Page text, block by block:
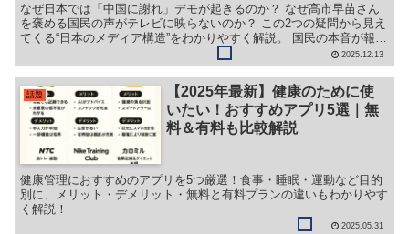
なぜ日本では「中国に謝れ」デモが起きるのか？ なぜ高市早苗さん
を褒める国民の声がテレビに映らないのか？ この2つの疑問から見え
てくる“日本のメディア構造”をわかりやすく解説。 国民の本音が報道
されない理由、テレビの編集方針、世論誘導の仕組みまで初心者にも
理解しやすくまとめたブログ記事です。
2025.12.13
話題
【2025年最新】健康のために使
いたい！おすすめアプリ5選｜無
料＆有料も比較解説
健康管理におすすめのアプリを5つ厳選！食事・睡眠・運動など目的
別に、メリット・デメリット・無料と有料プランの違いもわかりやす
く解説！
2025.05.31